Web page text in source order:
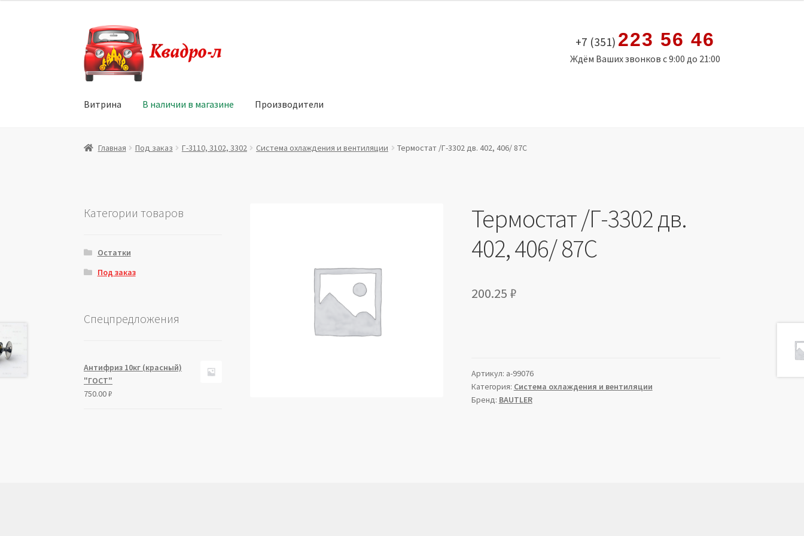
Перейти
к
навигации
Перейти
к
содержимому
+7 (351) 223 56 46
Ждём Ваших звонков с 9:00 до 21:00
Витрина В наличии в магазине Производители
Главная Витрина Мой аккаунтПолитика в отношении обработки персональных данныхПроизводители
Главная Под заказ Г-3110, 3102, 3302 Система охлаждения и вентиляции Термостат /Г-3302 дв. 402, 406/ 87С
Термостат /Г-3302 дв.
402, 406/ 87С
200.25 ₽
Артикул: a-99076
Категория: Система охлаждения и вентиляции
Бренд: BAUTLER
Категории товаров
Остатки
Под заказ
Спецпредложения
Антифриз 10кг (красный)
"ГОСТ"
750.00₽